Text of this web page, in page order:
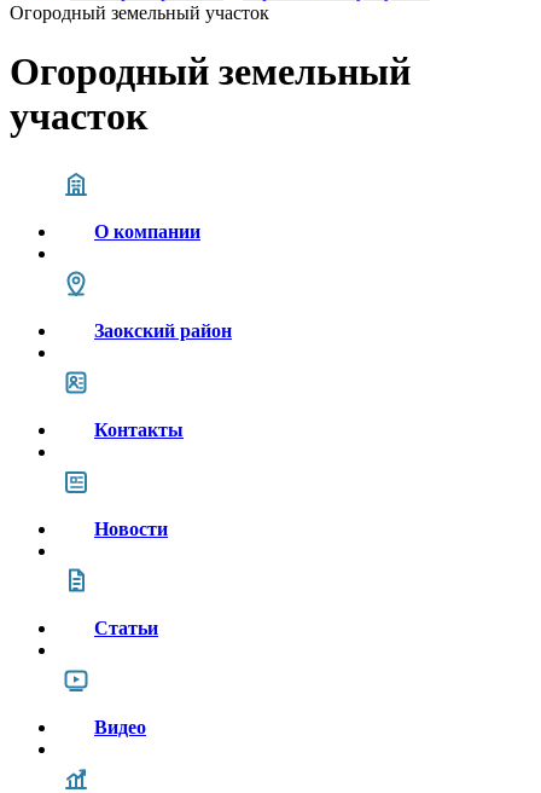
Огородный земельный участок
Огородный земельный
участок
О компании
Заокский район
Контакты
Новости
Статьи
Видео